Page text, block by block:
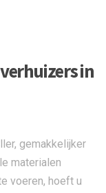
in
gemakkelijker
materialen
voeren, hoeft u